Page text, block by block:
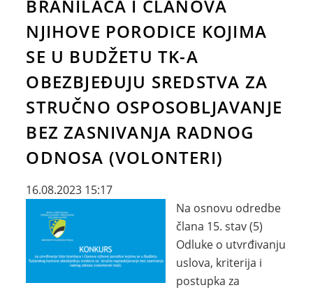
BRANILACA I ČLANOVA
NJIHOVE PORODICE KOJIMA
SE U BUDŽETU TK-A
OBEZBJEĐUJU SREDSTVA ZA
STRUČNO OSPOSOBLJAVANJE
BEZ ZASNIVANJA RADNOG
ODNOSA (VOLONTERI)
16.08.2023 15:17
Na osnovu odredbe
člana 15. stav (5)
Odluke o utvrđivanju
uslova, kriterija i
postupka za